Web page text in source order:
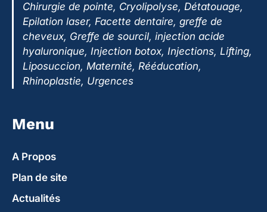
Chirurgie de pointe, Cryolipolyse, Détatouage,
Epilation laser, Facette dentaire, greffe de
cheveux, Greffe de sourcil, injection acide
hyaluronique, Injection botox, Injections, Lifting,
Liposuccion, Maternité, Rééducation,
Rhinoplastie, Urgences
Menu
A Propos
Plan de site
Actualités